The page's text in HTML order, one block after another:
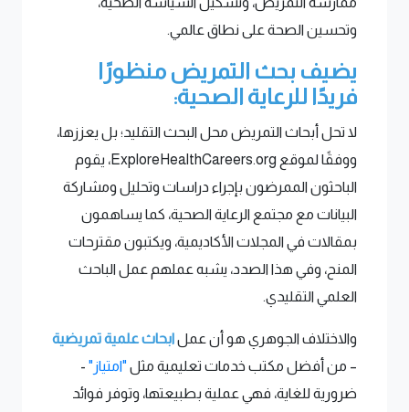
وتحسين الصحة على نطاق عالمي.
يضيف بحث التمريض منظورًا
فريدًا للرعاية الصحية:
لا تحل أبحاث التمريض محل البحث التقليد؛ بل يعززها،
ووفقًا لموقع ExploreHealthCareers.org، يقوم
الباحثون الممرضون بإجراء دراسات وتحليل ومشاركة
البيانات مع مجتمع الرعاية الصحية، كما يساهمون
بمقالات في المجلات الأكاديمية، ويكتبون مقترحات
المنح، وفي هذا الصدد، يشبه عملهم عمل الباحث
العلمي التقليدي.
والاختلاف الجوهري هو أن عملابحاث علمية تمريضية
– من أفضل مكتب خدمات تعليمية مثل "امتياز" -
ضرورية للغاية، فهي عملية بطبيعتها، وتوفر فوائد